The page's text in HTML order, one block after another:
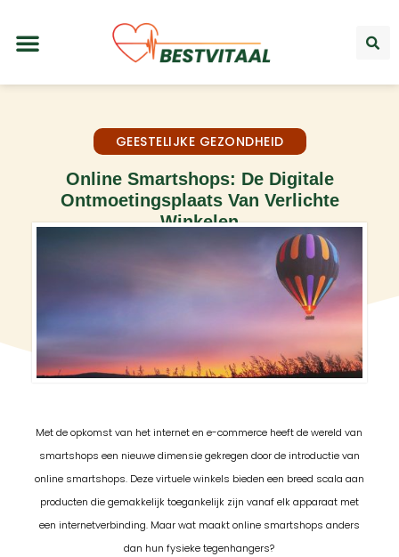
GEESTELIJKE GEZONDHEID
Online Smartshops: De Digitale
Ontmoetingsplaats Van Verlichte
Winkelen
Met de opkomst van het internet en e-commerce heeft de wereld van
smartshops een nieuwe dimensie gekregen door de introductie van
online smartshops. Deze virtuele winkels bieden een breed scala aan
producten die gemakkelijk toegankelijk zijn vanaf elk apparaat met
een internetverbinding. Maar wat maakt online smartshops anders
dan hun fysieke tegenhangers?